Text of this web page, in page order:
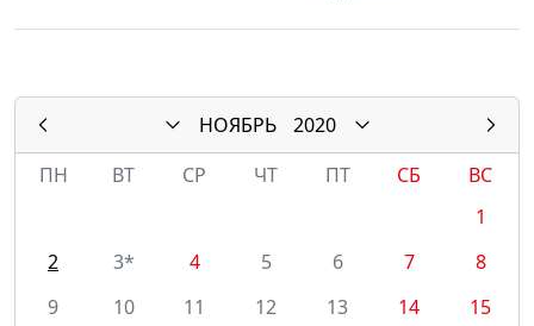
НОЯБРЬ
2020
ПН
ВТ СР ЧТ ПТ СБ
ВС
1
2
3* 4 5 6 7
8
9
10 11 12 13 14
15